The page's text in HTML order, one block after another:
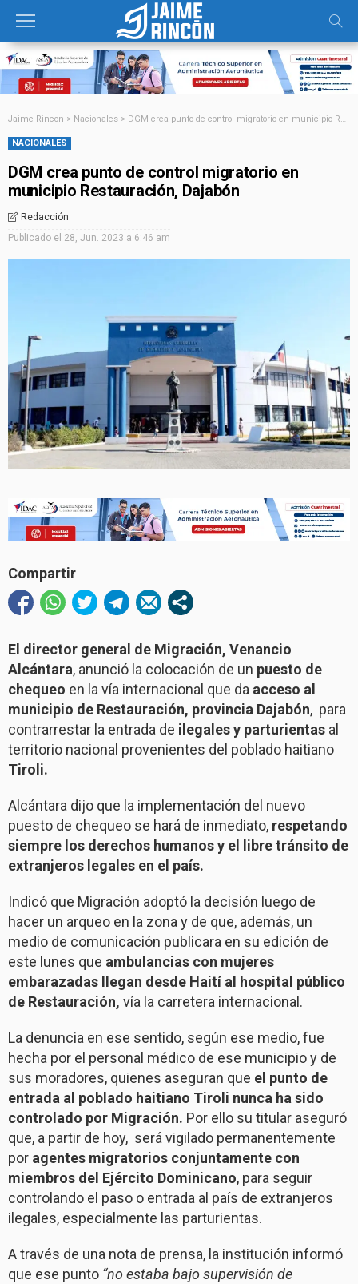
Jaime Rincon > Nacionales > DGM crea punto de control migratorio en municipio Restauración, Dajabón
NACIONALES
DGM crea punto de control migratorio en
municipio Restauración, Dajabón
Redacción
Publicado el 28, Jun. 2023 a 6:46 am
Compartir
El director general de Migración, Venancio
Alcántara, anunció la colocación de un puesto de
chequeo en la vía internacional que da acceso al
municipio de Restauración, provincia Dajabón, para
contrarrestar la entrada de ilegales y parturientas al
territorio nacional provenientes del poblado haitiano
Tiroli.
Alcántara dijo que la implementación del nuevo
puesto de chequeo se hará de inmediato, respetando
siempre los derechos humanos y el libre tránsito de
extranjeros legales en el país.
Indicó que Migración adoptó la decisión luego de
hacer un arqueo en la zona y de que, además, un
medio de comunicación publicara en su edición de
este lunes que ambulancias con mujeres
embarazadas llegan desde Haití al hospital público
de Restauración, vía la carretera internacional.
La denuncia en ese sentido, según ese medio, fue
hecha por el personal médico de ese municipio y de
sus moradores, quienes aseguran que el punto de
entrada al poblado haitiano Tiroli nunca ha sido
controlado por Migración. Por ello su titular aseguró
que, a partir de hoy, será vigilado permanentemente
por agentes migratorios conjuntamente con
miembros del Ejército Dominicano, para seguir
controlando el paso o entrada al país de extranjeros
ilegales, especialmente las parturientas.
A través de una nota de prensa, la institución informó
que ese punto “no estaba bajo supervisión de